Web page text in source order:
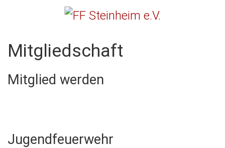
FF Steinheim e.V.
Mitgliedschaft
Mitglied werden
Jugendfeuerwehr